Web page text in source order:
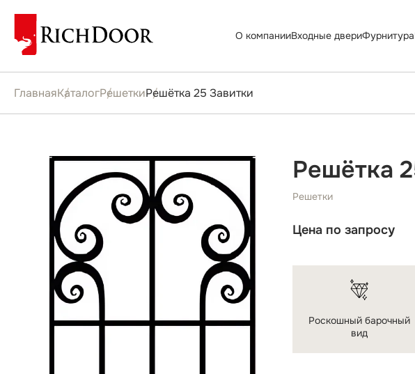
О компанииВходные двериФурнитура
ГлавнаяКаталогРешеткиРешётка 25 Завитки
Решётка
Решетки
Цена по запросу
Роскошный барочный
вид